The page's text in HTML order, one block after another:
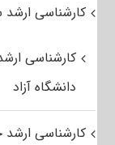
کارشناسی
کارشناسی
دانشگاه آزاد
کارشناسی ارشد